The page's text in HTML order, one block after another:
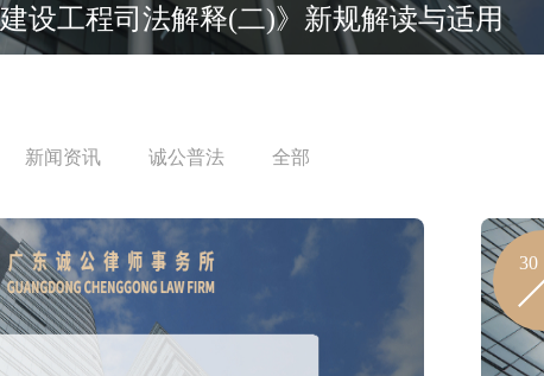
伊犁师范大学法律培训圆满结束
设工程司法解释(二)》新规解读与适用
新闻资讯 诚公普法 全部
30